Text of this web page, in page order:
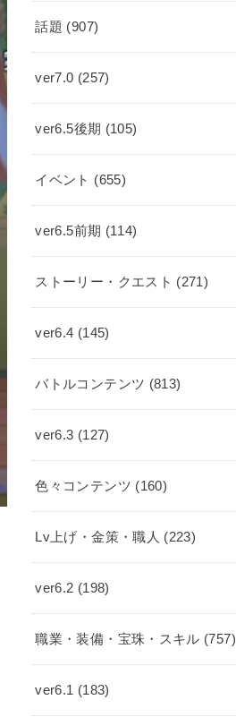
話題 (907)
ver7.0 (257)
ver6.5後期 (105)
イベント (655)
ver6.5前期 (114)
ストーリー・クエスト (271)
ver6.4 (145)
バトルコンテンツ (813)
ver6.3 (127)
色々コンテンツ (160)
Lv上げ・金策・職人 (223)
ver6.2 (198)
職業・装備・宝珠・スキル (757)
ver6.1 (183)